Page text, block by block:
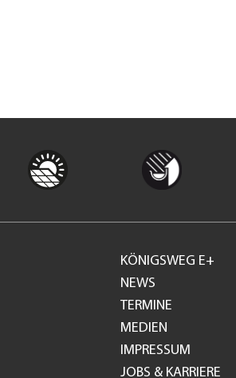
Footer
GH
KÖNIGSWEG E+
NEWS
TERMINE
MEDIEN
IMPRESSUM
JOBS & KARRIERE